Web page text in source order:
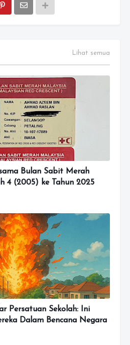
Lihat semua
Bulan Sabit Merah
4 (2005) ke Tahun 2025
Persatuan Sekolah: Ini
Dalam Bencana Negara